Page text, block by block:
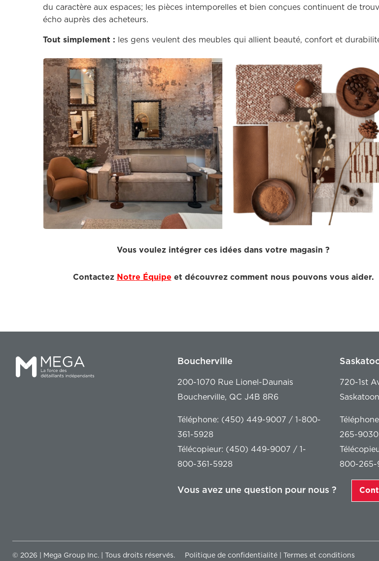
du caractère aux espaces; les pièces intemporelles et bien conçues continuent de
écho auprès des acheteurs.
Tout simplement : les gens veulent des meubles qui allient beauté, confort et
Vous voulez intégrer ces idées dans votre magasin ?
Contactez Notre Équipe et découvrez comment nous pouvons vous aider.
Boucherville
200-1070 Rue Lionel-Daunais
Boucherville, QC J4B 8R6
Téléphone: (450) 449-9007 / 1-800-
361-5928
Télécopieur: (450) 449-9007 / 1-
800-361-5928
720-1st
265-9030
800-
Vous avez une question pour nous ?
© 2026 | Mega Group Inc. | Tous droits réservés. Politique de confidentialité Termes et conditions